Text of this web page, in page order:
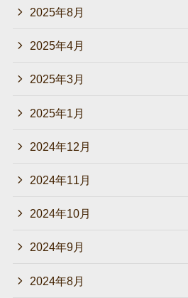
2025年8月
2025年4月
2025年3月
2025年1月
2024年12月
2024年11月
2024年10月
2024年9月
2024年8月